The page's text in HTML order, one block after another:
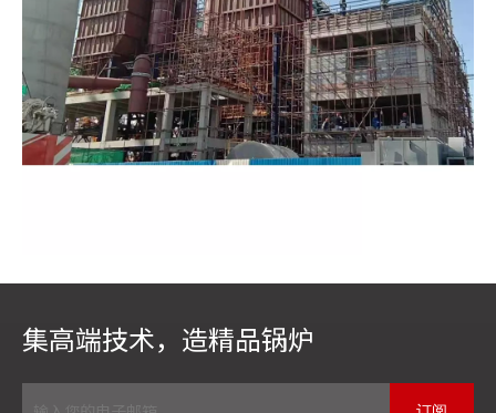
以上是 江苏四方
清洁能源装备制造对于这个问题的解
答，如果您对锅炉相关的其他问题存有疑惑，欢迎咨询
江苏四方清洁能源装备制造在线客服或致电0516-
集高端技术，造精品锅炉